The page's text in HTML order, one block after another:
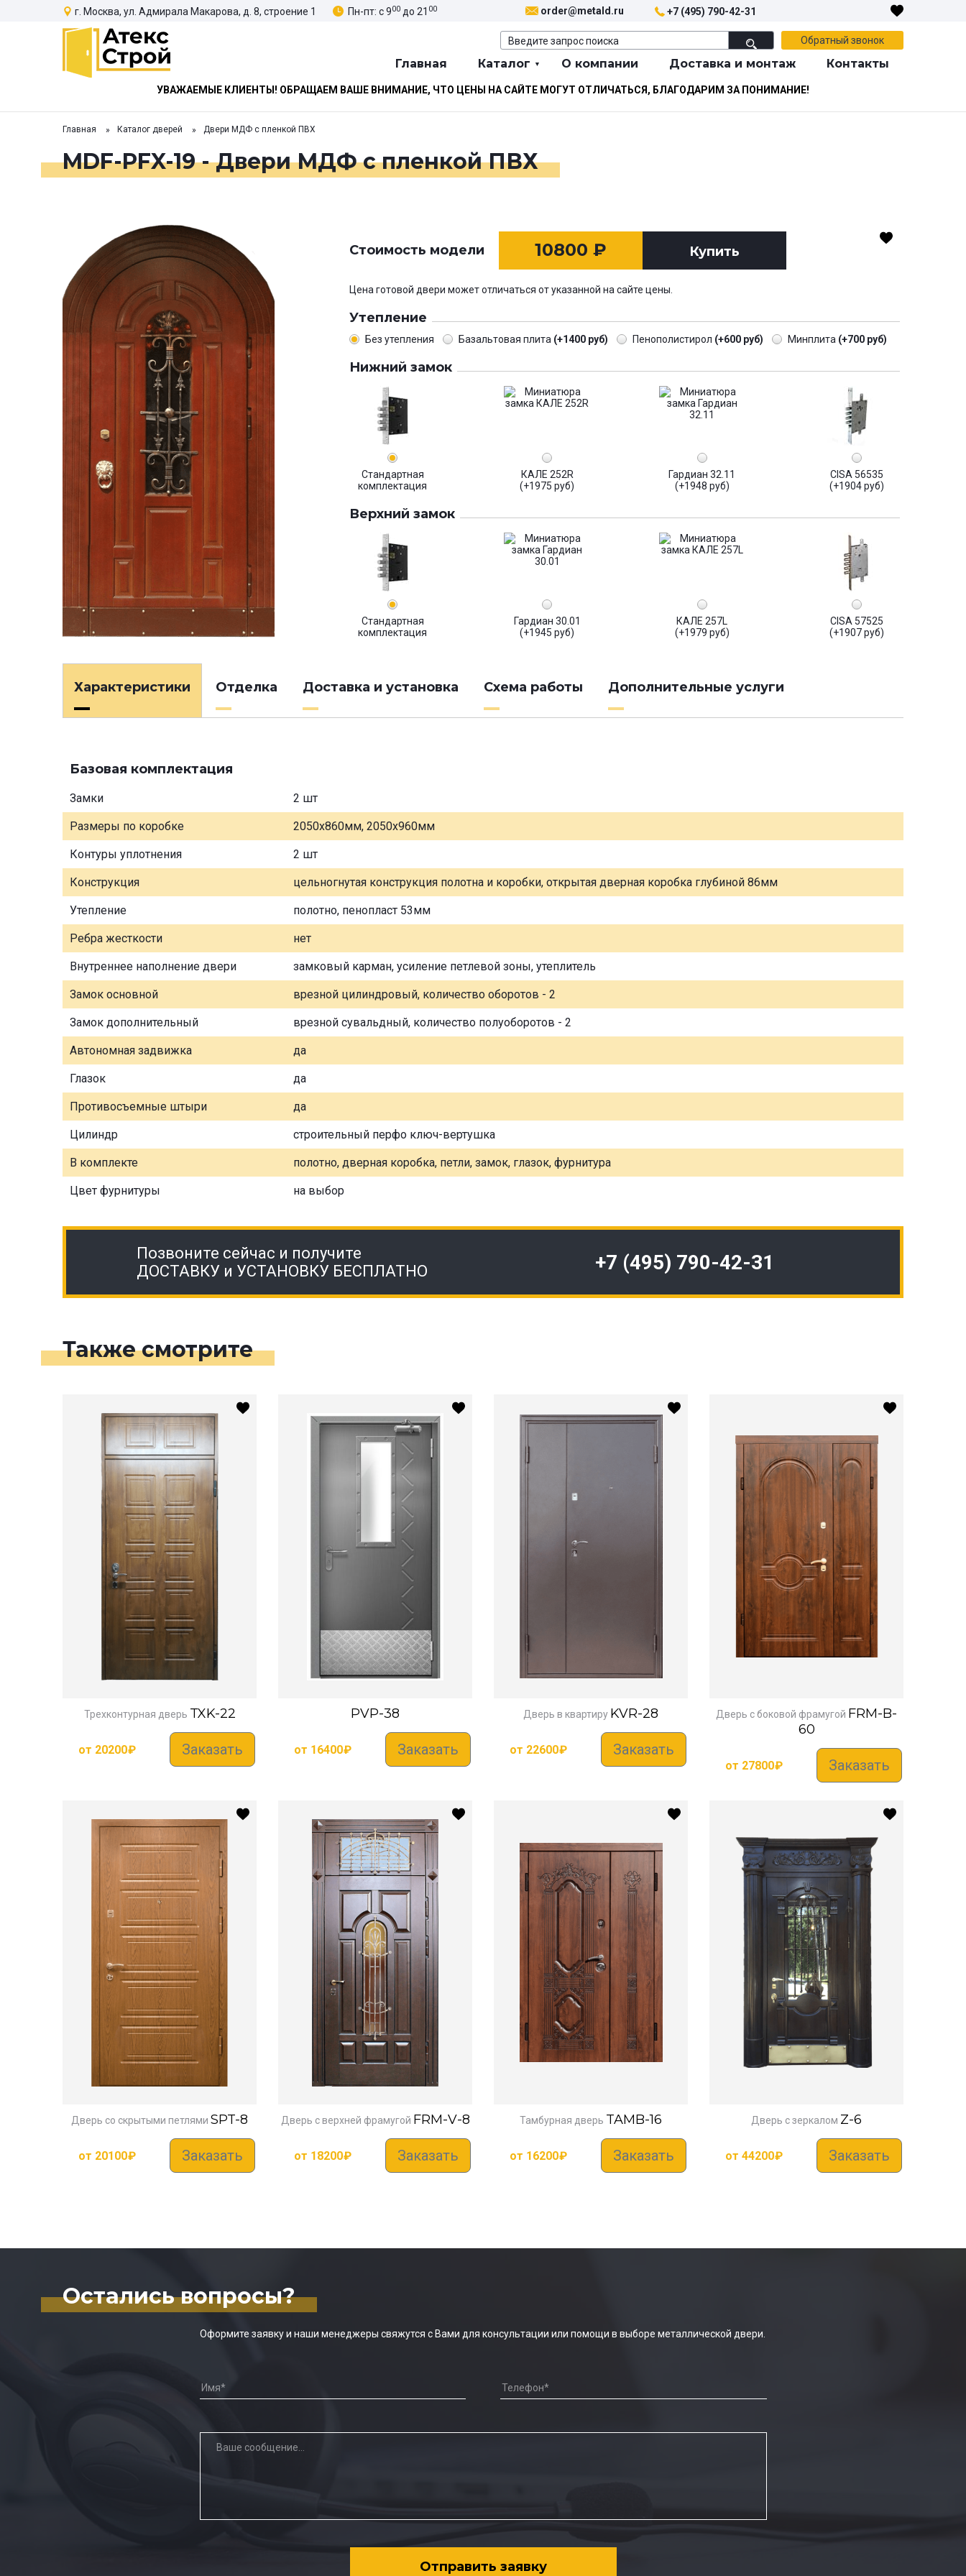
г. Москва, ул. Адмирала Макарова, д. 8, строение 1 Пн-пт: с 900 до 21 00 order@metald.ru +7 (495) 790-42-31
Обратный звонок
Главная Каталог О компании Доставка и монтаж Контакты
УВАЖАЕМЫЕ КЛИЕНТЫ! ОБРАЩАЕМ ВАШЕ ВНИМАНИЕ, ЧТО ЦЕНЫ НА САЙТЕ МОГУТ ОТЛИЧАТЬСЯ, БЛАГОДАРИМ ЗА ПОНИМАНИЕ!
Главная Каталог дверей Двери МДФ с пленкой ПВХ
MDF-PFX-19 - Двери МДФ с пленкой ПВХ
Стоимость модели 10800 ₽ Купить
Цена готовой двери может отличаться от указанной на сайте цены.
Утепление
Без утепления Базальтовая плита (+1400 руб) Пенополистирол (+600 руб) Минплита (+700 руб)
Нижний замок
Стандартная
комплектация
КАЛЕ 252R
(+1975 руб)
Гардиан 32.11
(+1948 руб)
CISA 56535
(+1904 руб)
Верхний замок
Стандартная
комплектация
Гардиан 30.01
(+1945 руб)
КАЛЕ 257L
(+1979 руб)
CISA 57525
(+1907 руб)
Характеристики Отделка Доставка и установка Схема работы Дополнительные услуги
Базовая комплектация
Замки 2 шт
Размеры по коробке 2050х860мм, 2050х960мм
Контуры уплотнения 2 шт
Конструкция цельногнутая конструкция полотна и коробки, открытая дверная коробка глубиной 86мм
Утепление полотно, пенопласт 53мм
Ребра жесткости нет
Внутреннее наполнение двери замковый карман, усиление петлевой зоны, утеплитель
Замок основной врезной цилиндровый, количество оборотов - 2
Замок дополнительный врезной сувальдный, количество полуоборотов - 2
Автономная задвижка да
Глазок да
Противосъемные штыри да
Цилиндр строительный перфо ключ-вертушка
В комплекте полотно, дверная коробка, петли, замок, глазок, фурнитура
Цвет фурнитуры на выбор
Позвоните сейчас и получите
ДОСТАВКУ и УСТАНОВКУ БЕСПЛАТНО
+7 (495) 790-42-31
Также смотрите
Трехконтурная дверь TXK-22
от 20200₽ Заказать
PVP-38
от 16400₽ Заказать
Дверь в квартиру KVR-28
от 22600₽ Заказать
Дверь с боковой фрамугой FRM-B-
60
от 27800₽ Заказать
Дверь со скрытыми петлями SPT-8
от 20100₽ Заказать
Дверь с верхней фрамугой FRM-V-8
от 18200₽ Заказать
Тамбурная дверь TAMB-16
от 16200₽ Заказать
Дверь с зеркалом Z-6
от 44200₽ Заказать
Остались вопросы?
Оформите заявку и наши менеджеры свяжутся с Вами для консультации или помощи в выборе металлической двери.
Отправить заявку